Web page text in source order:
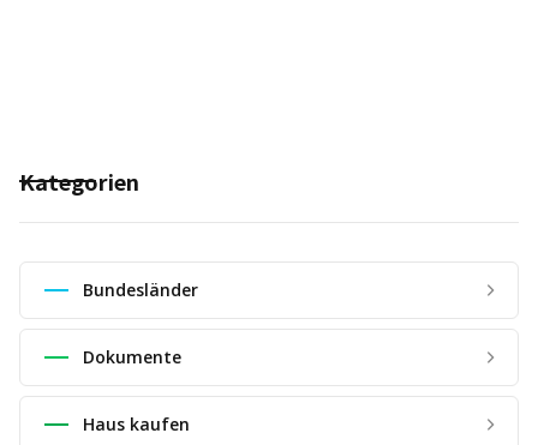
Kategorien
Bundesländer
Dokumente
Haus kaufen